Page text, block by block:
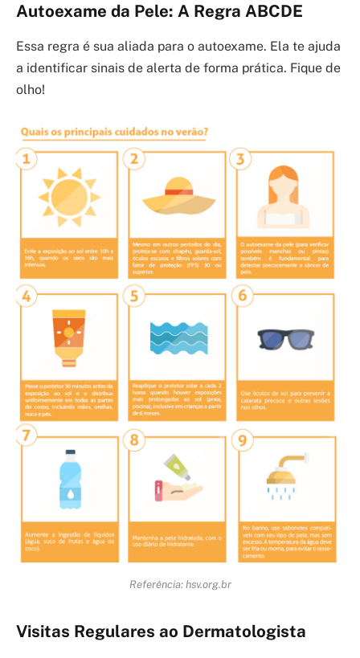
Autoexame da Pele: A Regra ABCDE
Essa regra é sua aliada para o autoexame. Ela te ajuda
a identificar sinais de alerta de forma prática. Fique de
olho!
Referência: hsv.org.br
Visitas Regulares ao Dermatologista